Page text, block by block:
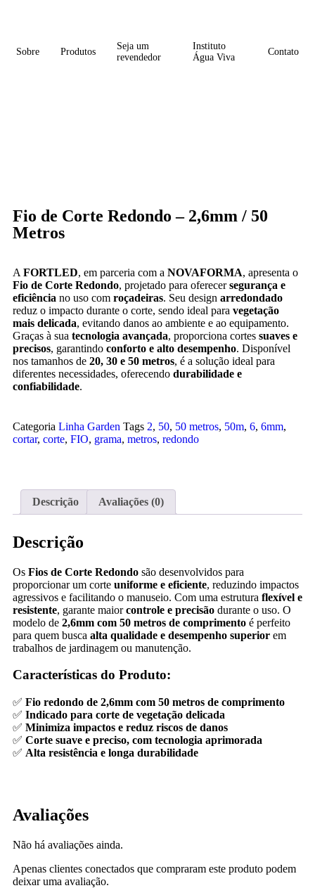
Sobre Produtos
Seja um
revendedor
Instituto
Água Viva
Contato
Fio de Corte Redondo – 2,6mm / 50
Metros
A FORTLED, em parceria com a NOVAFORMA, apresenta o
Fio de Corte Redondo, projetado para oferecersegurança e
eficiência no uso com roçadeiras. Seu design arredondado
reduz o impacto durante o corte, sendo ideal para vegetação
mais delicada, evitando danos ao ambiente e ao equipamento.
Graças à sua tecnologia avançada, proporciona cortes suaves e
precisos, garantindo conforto e alto desempenho. Disponível
nos tamanhos de 20, 30 e 50 metros, é a solução ideal para
diferentes necessidades, oferecendo durabilidade e
confiabilidade.
Categoria Linha Garden Tags 2, 50, 50 metros, 50m, 6, 6mm,
cortar, corte, FIO, grama, metros, redondo
Descrição Avaliações (0)
Descrição
Os Fios de Corte Redondo são desenvolvidos para
proporcionar um corte uniforme e eficiente, reduzindo impactos
agressivos e facilitando o manuseio. Com uma estrutura flexível e
resistente, garante maiorcontrole e precisão durante o uso. O
modelo de 2,6mm com 50 metros de comprimento é perfeito
para quem busca alta qualidade e desempenho superior em
trabalhos de jardinagem ou manutenção.
Características do Produto:
✅ Fio redondo de 2,6mm com 50 metros de comprimento
✅ Indicado para corte de vegetação delicada
✅ Minimiza impactos e reduz riscos de danos
✅ Corte suave e preciso, com tecnologia aprimorada
✅ Alta resistência e longa durabilidade
Avaliações
Não há avaliações ainda.
Apenas clientes conectados que compraram este produto podem
deixar uma avaliação.